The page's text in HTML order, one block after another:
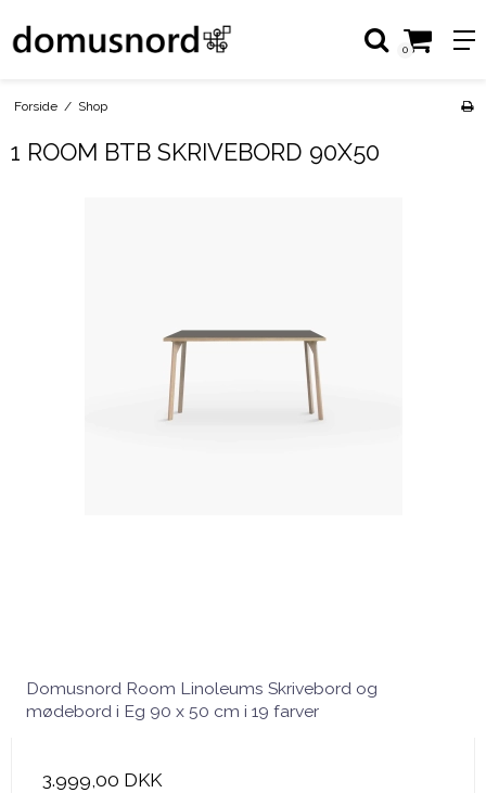
0
Forside / Shop
1 ROOM BTB SKRIVEBORD 90X50
Domusnord Room Linoleums Skrivebord og
mødebord i Eg 90 x 50 cm i 19 farver
3.999,00 DKK